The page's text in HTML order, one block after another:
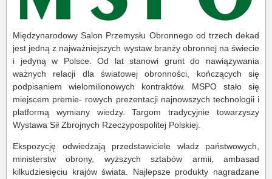
Międzynarodowy Salon Przemysłu Obronnego od trzech dekad
jest jedną z najważniejszych wystaw branży obronnej na świecie
i jedyną w Polsce. Od lat stanowi grunt do nawiązywania
ważnych relacji dla światowej obronności, kończących się
podpisaniem wielomilionowych kontraktów. MSPO stało się
miejscem premie- rowych prezentacji najnowszych technologii i
platformą wymiany wiedzy. Targom tradycyjnie towarzyszy
Wystawa Sił Zbrojnych Rzeczypospolitej Polskiej.
Ekspozycję odwiedzają przedstawiciele władz państwowych,
ministerstw obrony, wyższych sztabów armii, ambasad
kilkudziesięciu krajów świata. Najlepsze produkty nagradzane